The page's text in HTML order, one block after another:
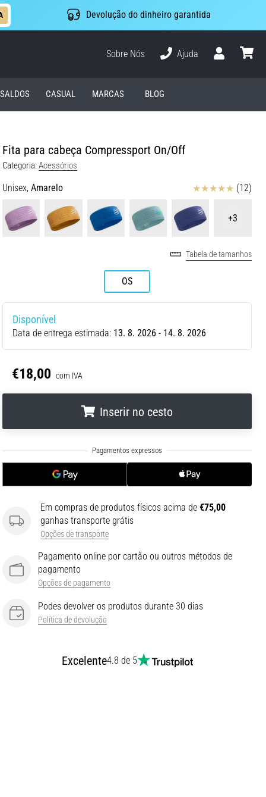
Devolução do dinheiro garantida
Sobre Nós
Ajuda
SALDOS CASUAL MARCAS BLOG
Fita para cabeça Compressport On/Off
Categoria:Acessórios
Unisex, Amarelo Avaliação (12)
+3
Tabela de tamanhos
OS
Disponível
Data de entrega estimada: 13. 8. 2026 - 14. 8. 2026
€18,00 com IVA
Inserir no cesto
Em compras de produtos físicos acima de €75,00
ganhas transporte grátis
Opções de transporte
Pagamento online por cartão ou outros métodos de
pagamento
Opções de pagamento
Podes devolver os produtos durante 30 dias
Política de devolução
Excelente4.8 de 5